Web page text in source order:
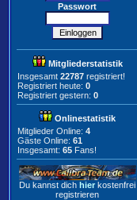
Passwort
Mitgliederstatistik
Insgesamt 22787 registriert!
Registriert heute: 0
Registriert gestern: 0
Onlinestatistik
Mitglieder Online: 4
Gäste Online: 61
Insgesamt: 65 Fans!
Du kannst dich hier kostenfrei
registrieren